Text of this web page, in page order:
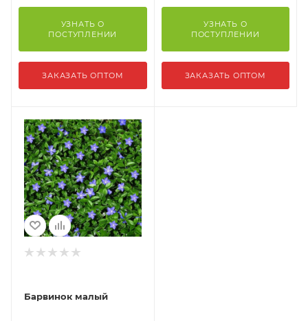
УЗНАТЬ О
ПОСТУПЛЕНИИ
ЗАКАЗАТЬ ОПТОМ
УЗНАТЬ О
ПОСТУПЛЕНИИ
ЗАКАЗАТЬ ОПТОМ
Барвинок малый